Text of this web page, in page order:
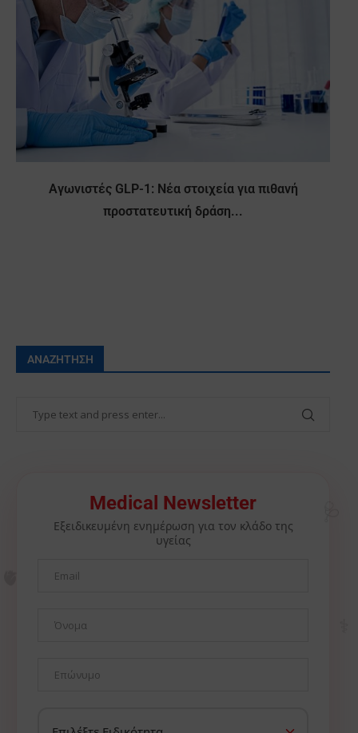
Αγωνιστές GLP-1: Νέα στοιχεία για πιθανή
προστατευτική δράση...
ΑΝΑΖΉΤΗΣΗ
Medical Newsletter
Εξειδικευμένη ενημέρωση για τον κλάδο της
υγείας